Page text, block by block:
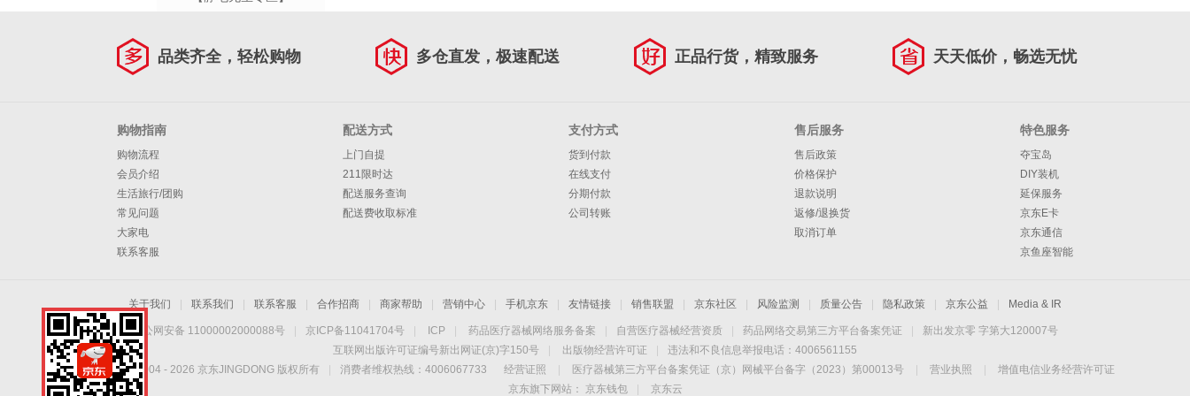
品类齐全，轻松购物 多仓直发，极速配送 正品行货，精致服务 天天低价，畅选无忧
购物指南
购物流程
会员介绍
生活旅行/团购
常见问题
大家电
联系客服
配送方式
上门自提
211限时达
配送服务查询
配送费收取标准
支付方式
货到付款
在线支付
分期付款
公司转账
售后服务
售后政策
价格保护
退款说明
返修/退换货
取消订单
特色服务
夺宝岛
DIY装机
延保服务
京东E卡
京东通信
京鱼座智能
关于我们 联系我们 联系客服 合作招商 商家帮助 营销中心 手机京东 友情链接 销售联盟 京东社区 风险监测 质量公告 隐私政策 京东公益 Media & IR
京公网安备 11000002000088号 京ICP备11041704号 ICP 药品医疗器械网络服务备案 自营医疗器械经营资质 药品网络交易第三方平台备案凭证
新出发京零 字第大120007号
互联网出版许可证编号新出网证(京)字150号
出版物经营许可证
违法和不良信息举报电话：4006561155
Copyright © 2004 - 2026 京东JINGDONG 版权所有 消费者维权热线：4006067733 经营证照 医疗器械第三方平台备案凭证（京）网械平台备字（2023）第00013号 营业执照
增值电信业务经营许可证
京东旗下网站：
京东钱包 京东云